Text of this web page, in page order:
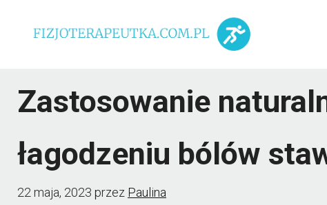
Zastosowanie
łagodzeniu bólów
22 maja, 2023 przez Paulina